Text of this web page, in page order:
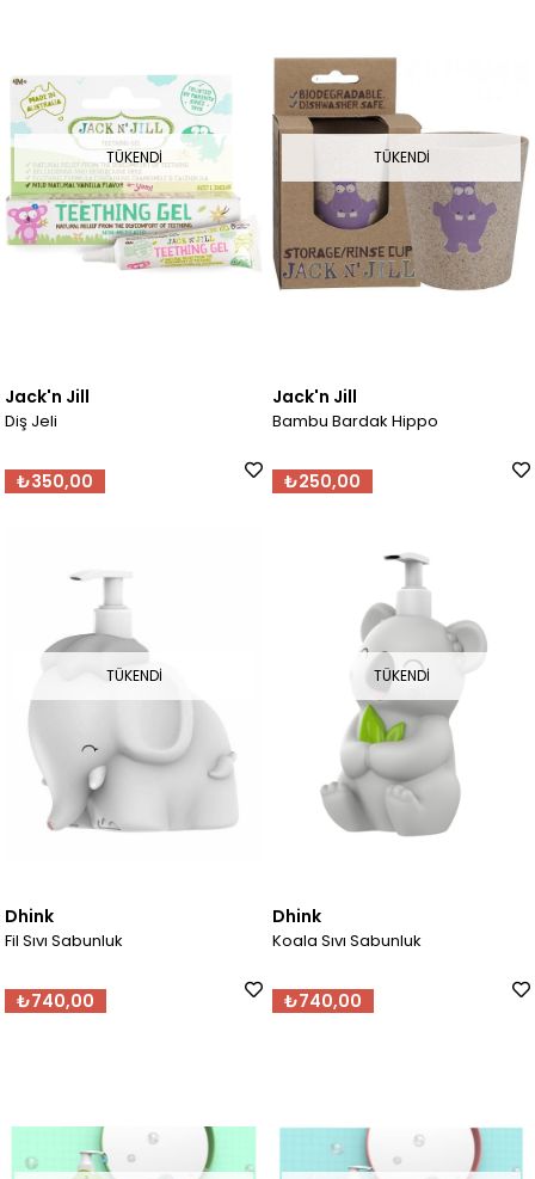
TÜKENDI
Jack'n Jill
Diş Jeli
₺350,00
TÜKENDI
Jack'n Jill
Bambu Bardak Hippo
₺250,00
TÜKENDI
Dhink
Fil Sıvı Sabunluk
₺740,00
TÜKENDI
Dhink
Koala Sıvı Sabunluk
₺740,00